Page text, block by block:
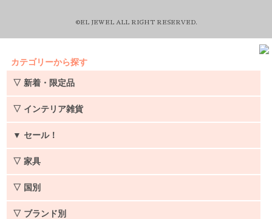
©EL JEWEL ALL RIGHT RESERVED.
カテゴリーから探す
▽ 新着・限定品
▽ インテリア雑貨
▼ セール！
▽ 家具
▽ 国別
▽ ブランド別